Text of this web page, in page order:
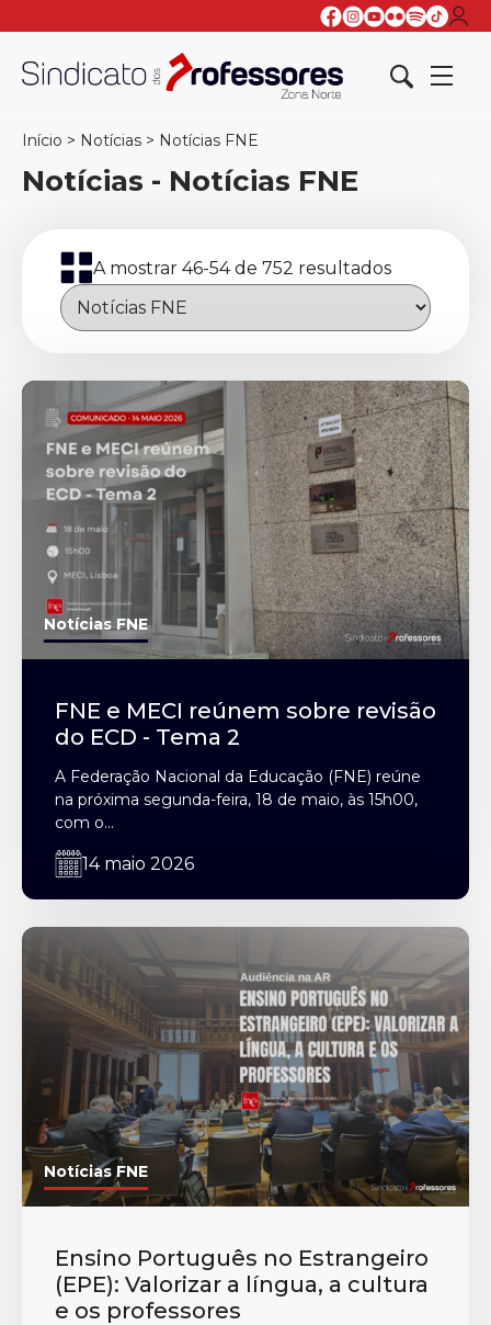
Início > Notícias > Notícias FNE
Notícias - Notícias FNE
A mostrar 46-54 de 752 resultados
Notícias FNE
FNE e MECI reúnem sobre revisão
do ECD - Tema 2
A Federação Nacional da Educação (FNE) reúne
na próxima segunda-feira, 18 de maio, às 15h00,
com o...
14 maio 2026
Notícias FNE
Ensino Português no Estrangeiro
(EPE): Valorizar a língua, a cultura
e os professores